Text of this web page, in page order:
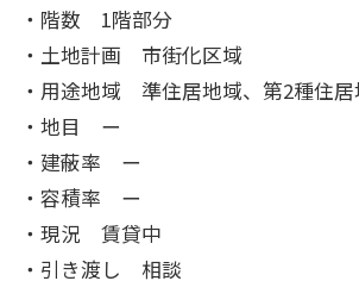
・階数 1階部分
・土地計画 市街化区域
・用途地域 準住居地域、第2種住居
・地目 ー
・建蔽率 ー
・容積率 ー
・現況 賃貸中
・引き渡し 相談